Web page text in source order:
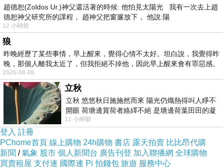
而這種人更不會因為自己曾經霸凌過別人而感到
羞愧，有些更噁心的甚至覺得那些被他們欺負、
厲害的心態。
所以我想說的是。。。
以上的事件，不管是造假或霸凌同學
今天是因為有人舉發，事情暴了光，才讓他們最
終為他們的行為負責。
但現實生活中，那些沒有被揭發的人
他們還會繼續帶著他們的假面、帶著他們的光
環，繼續過他們的風光日子。
趙德恕(Zoldos Ur.)神父還活著的時候: 他怕見太陽光 我有一次去上趙
德恕神父研究所的課程， 趙神父把窗簾放下， 他說:陽
12 小時前
狼
昨晚經歷了某些事情，早上醒來，覺得心情不太好。坦白說，我覺得昨
晚，那個人離我太近了，但我拒絕不掉他，因此早上醒來會有罪惡感。
2026-08-06
立秋
立秋 悠悠秋日施施然而來 陽光仍熾熱得叫人睜不
開眼 荷塘邊賞荷者絡繹不絕 是塘邊荷葉田田的凝
望 風中飄逸的是映日荷花別樣紅
11 小時前
登入 註冊
PChome首頁 線上購物 24h購物 書店 露天拍賣 比比昂代購
新聞 /氣象 股市 個人新聞台 廣告刊登 加入聯播網 全球購物
買賣租屋 支付連 國際連 Pi 拍錢包 旅遊 服務中心